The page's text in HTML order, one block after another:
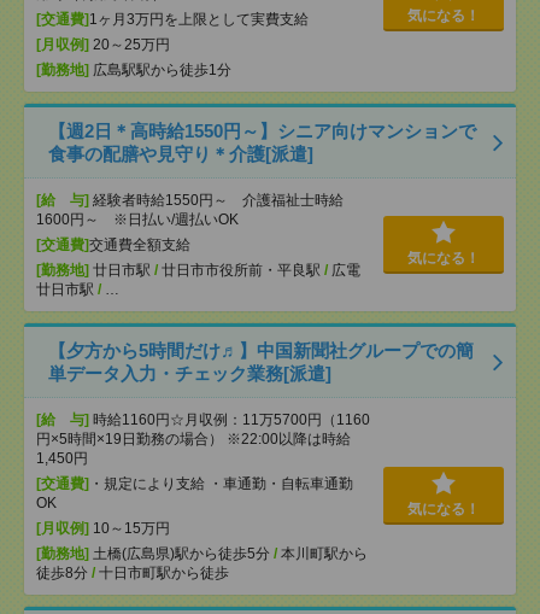
[交通費]1ヶ月3万円を上限として実費支給
[月収例] 20～25万円
[勤務地] 広島駅駅から徒歩1分
気になる！
【週2日＊高時給1550円～】シニア向けマンションで
食事の配膳や見守り＊介護[派遣]
[給 与] 経験者時給1550円～ 介護福祉士時給
1600円～ ※日払い/週払いOK
[交通費]交通費全額支給
[勤務地] 廿日市駅 / 廿日市市役所前・平良駅 / 広電
廿日市駅 / …
気になる！
【夕方から5時間だけ♬】中国新聞社グループでの簡
単データ入力・チェック業務[派遣]
[給 与] 時給1160円☆月収例：11万5700円（1160
円×5時間×19日勤務の場合） ※22:00以降は時給
1,450円
[交通費] ・規定により支給 ・車通勤・自転車通勤
OK
[月収例] 10～15万円
[勤務地] 土橋(広島県)駅から徒歩5分 / 本川町駅から
徒歩8分 / 十日市町駅から徒歩
気になる！